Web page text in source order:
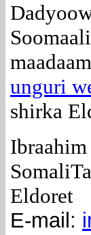
unguri
shirka
Eldoret
E-mail: